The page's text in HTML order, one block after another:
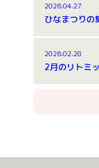
2026.04.27
ひなまつりの
2026.02.28
2月のリトミ